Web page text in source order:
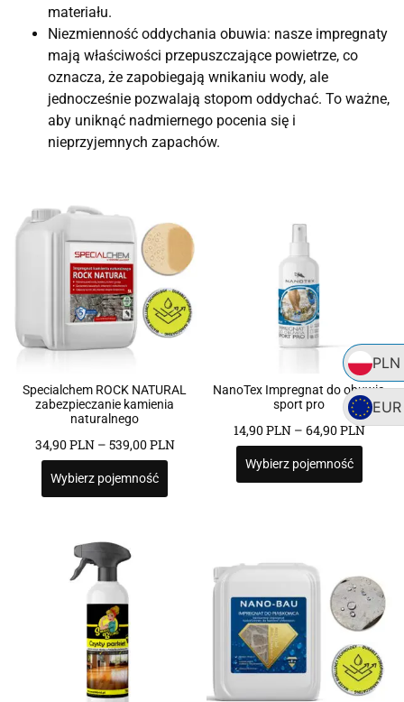
PLN
EUR
materiału.
Niezmienność oddychania obuwia: nasze impregnaty
mają właściwości przepuszczające powietrze, co
oznacza, że ​​zapobiegają wnikaniu wody, ale
jednocześnie pozwalają stopom oddychać. To ważne,
aby uniknąć nadmiernego pocenia się i
nieprzyjemnych zapachów.
Specialchem ROCK NATURAL
zabezpieczanie kamienia
naturalnego
34,90PLN– 539,00PLN
Wybierz pojemność
NanoTex Impregnat do obuwia
sport pro
14,90PLN– 64,90PLN
Wybierz pojemność